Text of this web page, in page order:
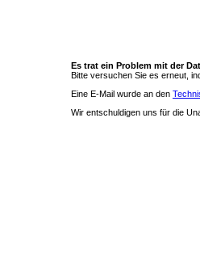
Es trat ein Problem mit der
Bitte versuchen Sie es erneut,
Eine E-Mail wurde an den
Wir entschuldigen uns für die